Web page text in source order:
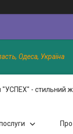
Одеса, Україна
"УСПЕХ" - стильний